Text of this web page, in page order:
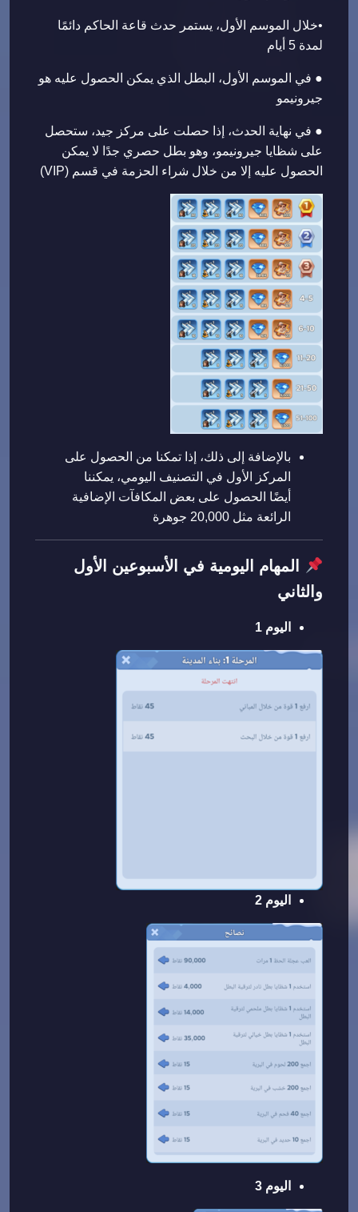
•خلال الموسم الأول، يستمر حدث قاعة الحاكم دائمًا
لمدة 5 أيام
● في الموسم الأول، البطل الذي يمكن الحصول عليه هو
جيرونيمو
● في نهاية الحدث، إذا حصلت على مركز جيد، ستحصل
على شظايا جيرونيمو، وهو بطل حصري جدًا لا يمكن
الحصول عليه إلا من خلال شراء الحزمة في قسم (VIP)
بالإضافة إلى ذلك، إذا تمكنا من الحصول على
المركز الأول في التصنيف اليومي، يمكننا
أيضًا الحصول على بعض المكافآت الإضافية
الرائعة مثل 20,000 جوهرة
المهام اليومية في الأسبوعين الأول
والثاني
اليوم 1
اليوم 2
اليوم 3